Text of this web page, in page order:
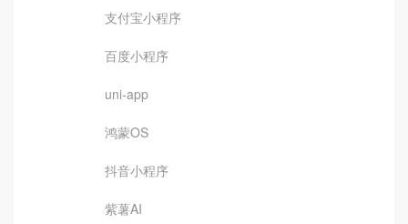
支付宝小程序
百度小程序
uni-app
鸿蒙OS
抖音小程序
紫薯AI